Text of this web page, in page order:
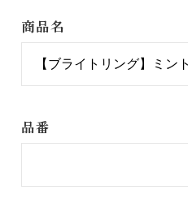
商品名
品番